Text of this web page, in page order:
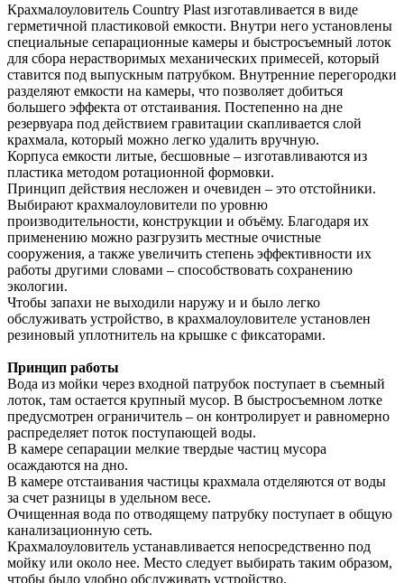
Крахмалоуловитель Country Plast изготавливается в виде
герметичной пластиковой емкости. Внутри него установлены
специальные сепарационные камеры и быстросъемный лоток
для сбора нерастворимых механических примесей, который
ставится под выпускным патрубком. Внутренние перегородки
разделяют емкости на камеры, что позволяет добиться
большего эффекта от отстаивания. Постепенно на дне
резервуара под действием гравитации скапливается слой
крахмала, который можно легко удалить вручную.
Корпуса емкости литые, бесшовные – изготавливаются из
пластика методом ротационной формовки.
Принцип действия несложен и очевиден – это отстойники.
Выбирают крахмалоуловители по уровню
производительности, конструкции и объёму. Благодаря их
применению можно разгрузить местные очистные
сооружения, а также увеличить степень эффективности их
работы другими словами – способствовать сохранению
экологии.
Чтобы запахи не выходили наружу и и было легко
обслуживать устройство, в крахмалоуловителе установлен
резиновый уплотнитель на крышке с фиксаторами.
Принцип работы
Вода из мойки через входной патрубок поступает в съемный
лоток, там остается крупный мусор. В быстросъемном лотке
предусмотрен ограничитель – он контролирует и равномерно
распределяет поток поступающей воды.
В камере сепарации мелкие твердые частиц мусора
осаждаются на дно.
В камере отстаивания частицы крахмала отделяются от воды
за счет разницы в удельном весе.
Очищенная вода по отводящему патрубку поступает в общую
канализационную сеть.
Крахмалоуловитель устанавливается непосредственно под
мойку или около нее. Место следует выбирать таким образом,
чтобы было удобно обслуживать устройство.